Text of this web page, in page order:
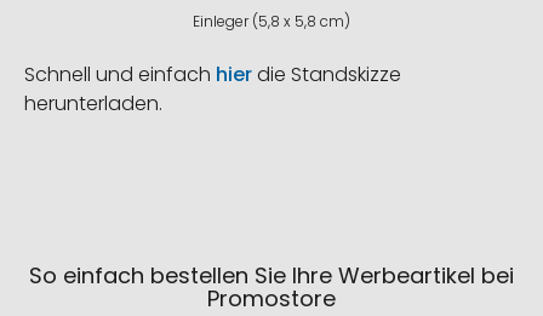
Einleger (5,8 x 5,8 cm)
Schnell und einfach hierdie Standskizze
herunterladen.
So einfach bestellen Sie Ihre Werbeartikel bei
Promostore